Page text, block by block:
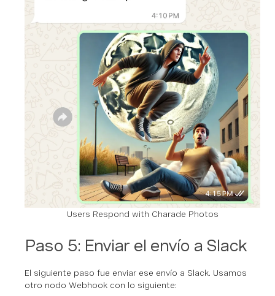
Users Respond with Charade Photos
Paso 5: Enviar el envío a Slack
El siguiente paso fue enviar ese envío a Slack. Usamos
otro nodo Webhook con lo siguiente: